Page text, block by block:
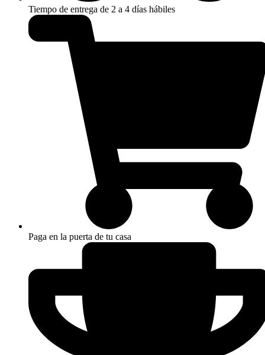
Tiempo de entrega de 2 a 4 días hábiles
Paga en la puerta de tu casa